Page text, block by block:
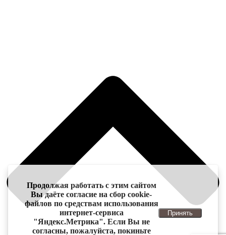
Продолжая работать с этим сайтом
Вы даёте согласие на сбор cookie-
файлов по средствам использования
интернет-сервиса
"Яндекс.Метрика". Если Вы не
согласны, пожалуйста, покиньте
Принять